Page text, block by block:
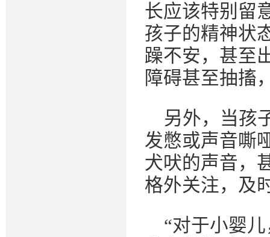
长应该特别留
孩子的精神状
躁不安，甚至
障碍甚至抽搐
另外，当孩
发憋或声音嘶
犬吠的声音，
格外关注，及
“对于小婴